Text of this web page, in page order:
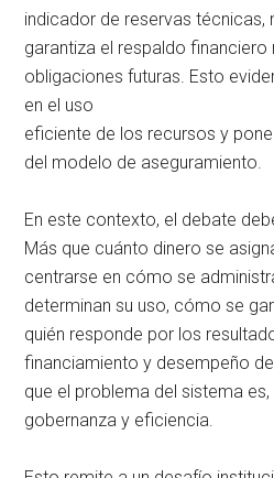
indicador de reservas técnicas,
garantiza el respaldo financiero
obligaciones futuras. Esto
en el uso
eficiente de los recursos y
del modelo de aseguramiento.
En este contexto, el debate
Más que cuánto dinero se
centrarse en cómo se
determinan su uso, cómo se
quién responde por los
financiamiento y desempeño
que el problema del sistema
gobernanza y eficiencia.